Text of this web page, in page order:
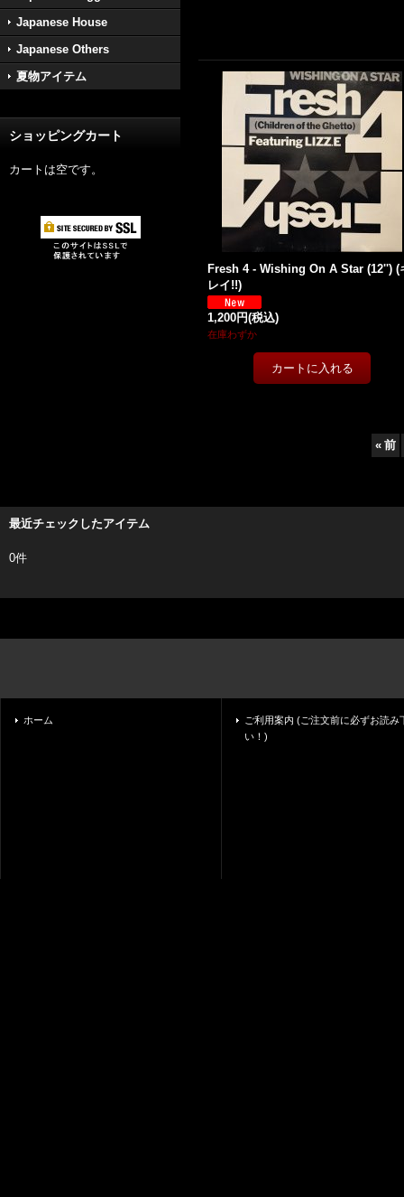
Japanese House
Japanese Others
夏物アイテム
ショッピングカート
カートは空です。
Fresh 4 - Wishing On A Star (12'') (
レイ!!)
1,200円(税込)
在庫わずか
« 前
最近チェックしたアイテム
0件
ホーム
ご利用案内 (ご注文前に必ずお読み
い！)